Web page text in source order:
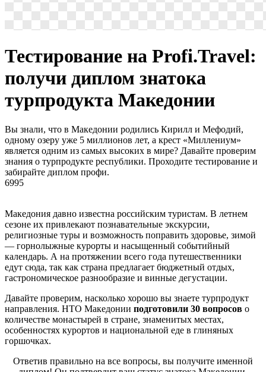
Тестирование на Profi.Travel:
получи диплом знатока
турпродукта Македонии
Вы знали, что в Македонии родились Кирилл и Мефодий,
одному озеру уже 5 миллионов лет, а крест «Миллениум»
является одним из самых высоких в мире? Давайте проверим
знания о турпродукте республики. Проходите тестирование и
забирайте диплом профи.
6995
Македония давно известна российским туристам. В летнем
сезоне их привлекают познавательные экскурсии,
религиозные туры и возможность поправить здоровье, зимой
— горнолыжные курорты и насыщенный событийный
календарь. А на протяжении всего года путешественники
едут сюда, так как страна предлагает бюджетный отдых,
гастрономическое разнообразие и винные дегустации.
Давайте проверим, насколько хорошо вы знаете турпродукт
направления. НТО Македонии подготовили 30 вопросов о
количестве монастырей в стране, знаменитых местах,
особенностях курортов и национальной еде в глиняных
горшочках.
Ответив правильно на все вопросы, вы получите именной